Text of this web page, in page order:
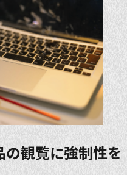
の観覧に強制性を